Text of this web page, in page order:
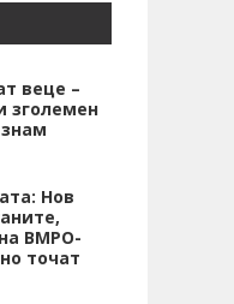
веце –
зголемен
Нов
ВМРО-
точат